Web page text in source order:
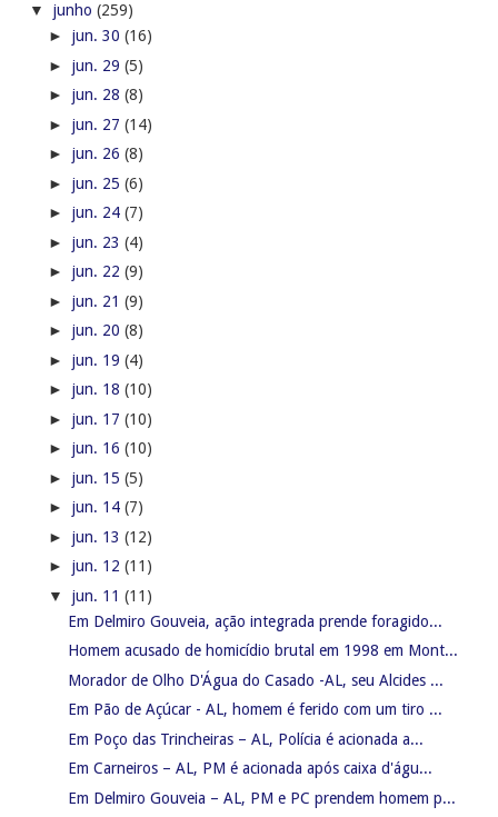
▼ junho (259)
► jun. 30 (16)
► jun. 29 (5)
► jun. 28 (8)
► jun. 27 (14)
► jun. 26 (8)
► jun. 25 (6)
► jun. 24 (7)
► jun. 23 (4)
► jun. 22 (9)
► jun. 21 (9)
► jun. 20 (8)
► jun. 19 (4)
► jun. 18 (10)
► jun. 17 (10)
► jun. 16 (10)
► jun. 15 (5)
► jun. 14 (7)
► jun. 13 (12)
► jun. 12 (11)
▼ jun. 11 (11)
Em Delmiro Gouveia, ação integrada prende foragido...
Homem acusado de homicídio brutal em 1998 em Mont...
Morador de Olho D'Água do Casado -AL, seu Alcides ...
Em Pão de Açúcar - AL, homem é ferido com um tiro ...
Em Poço das Trincheiras – AL, Polícia é acionada a...
Em Carneiros – AL, PM é acionada após caixa d'águ...
Em Delmiro Gouveia – AL, PM e PC prendem homem p...